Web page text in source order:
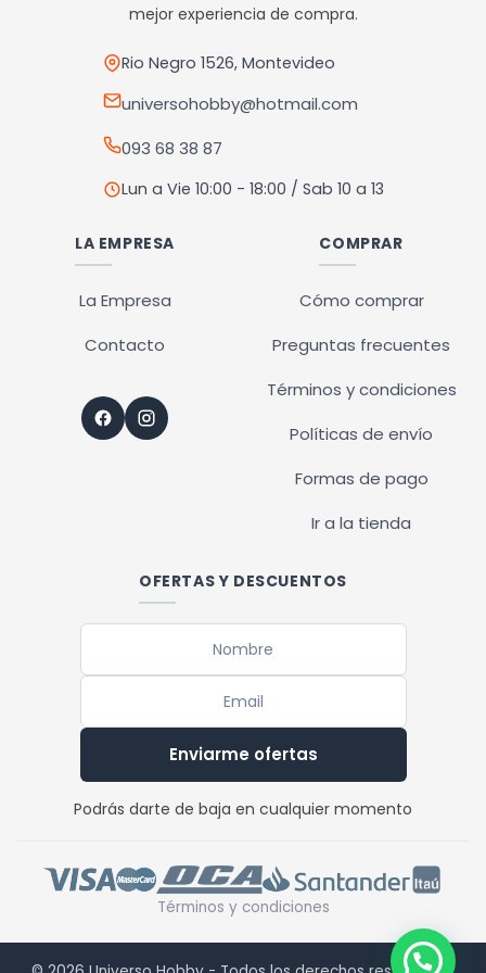
producto
mejor experiencia de compra.
Rio Negro 1526, Montevideo
universohobby@hotmail.com
093 68 38 87
Lun a Vie 10:00 - 18:00 / Sab 10 a 13
LA EMPRESA
La Empresa
Contacto
COMPRAR
Cómo comprar
Preguntas frecuentes
Términos y condiciones
Políticas de envío
Formas de pago
Ir a la tienda
OFERTAS Y DESCUENTOS
Enviarme ofertas
Podrás darte de baja en cualquier momento
Términos y condiciones